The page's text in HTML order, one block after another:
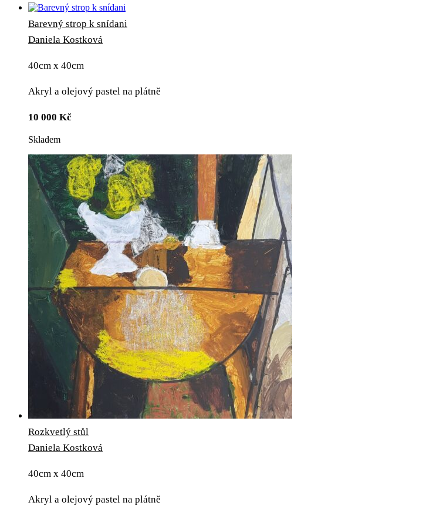
Barevný strop k snídani
Daniela Kostková
40cm x 40cm
Akryl a olejový pastel na plátně
10 000 Kč
Skladem
Rozkvetlý stůl
Daniela Kostková
40cm x 40cm
Akryl a olejový pastel na plátně